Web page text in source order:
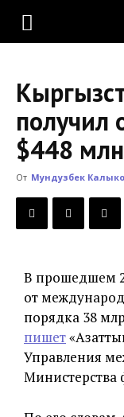
KLOOP.KG
Новости
Кыргызстана
получил
$448
От Мундузбек
В прошедшем
от
порядка 38
пишет
Управления
Министерства